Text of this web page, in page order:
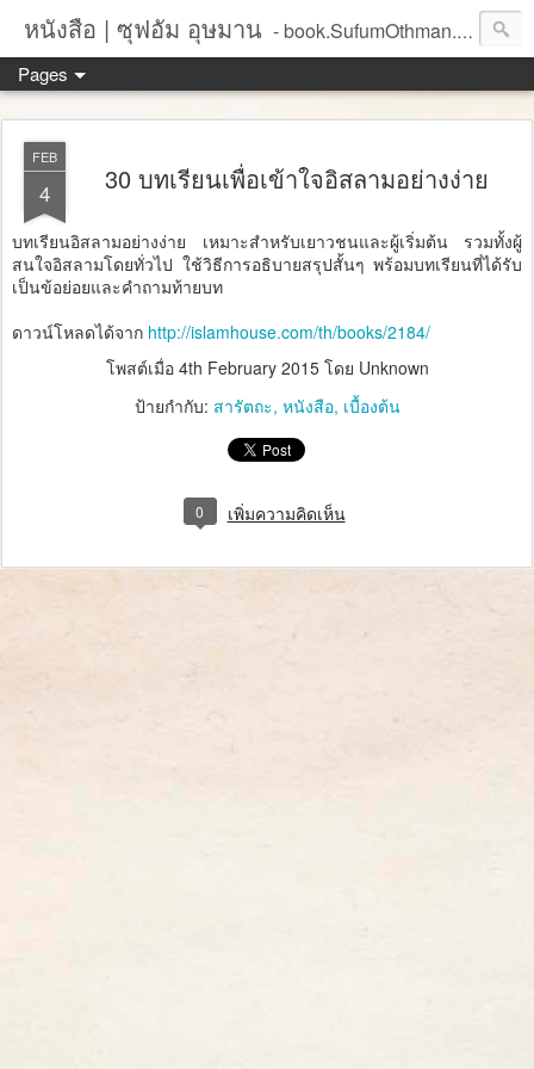
หนังสือ | ซุฟอัม อุษมาน - book.SufumOthman.com
Pages
FEB
4 30 บทเรียนเพื่อเข้าใจอิสลามอย่างง่าย
บทเรียนอิสลามอย่างง่าย เหมาะสำหรับเยาวชนและผู้เริ่มต้น รวมทั้งผู้
สนใจอิสลามโดยทั่วไป ใช้วิธีการอธิบายสรุปสั้นๆ พร้อมบทเรียนที่ได้รับ
เป็นข้อย่อยและคำถามท้ายบท
ดาวน์โหลดได้จาก http://islamhouse.com/th/books/2184/
โพสต์เมื่อ 4th February 2015โดย Unknown
ป้ายกำกับ: สารัตถะ หนังสือ เบื้องต้น
0 เพิ่มความคิดเห็น